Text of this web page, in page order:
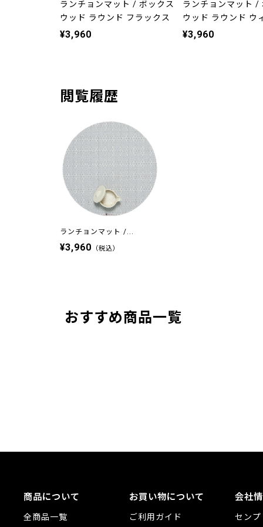
ランチョンマット / ボックス
ウッド ラウンド フラックス
¥3,960
ランチョンマット /
ウッド ラウンド ウ
¥3,960
閲覧履歴
ランチョンマット /...
¥3,960 （税込）
おすすめ商品一覧
商品について
全商品一覧
お買い物について
ご利用ガイド
会社
セン